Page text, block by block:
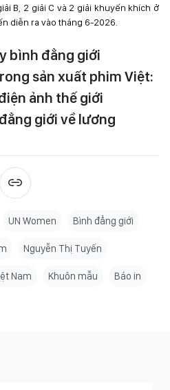
B, 2 giải C và 2 giải khuyến khích ở
diễn ra vào tháng 6-2026.
bình đẳng giới
sản xuất phim Việt:
ảnh thế giới
giới về lương
UN Women Bình đẳng giới
Nguyễn Thị Tuyến
Nam Khuôn mẫu Báo in